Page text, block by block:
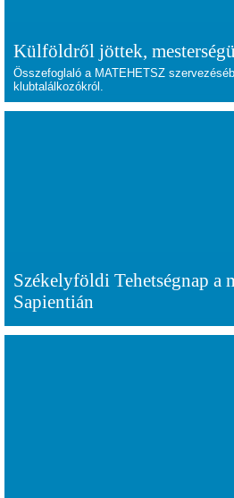
Külföldről jöttek,
Összefoglaló a MATEHETSZ
klubtalálkozókról.
Székelyföldi Tehetségnap a
Sapientián